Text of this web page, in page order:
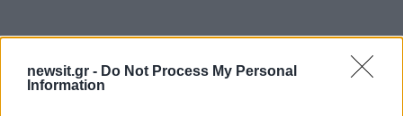
newsit.gr - Do Not Process My Personal
Information